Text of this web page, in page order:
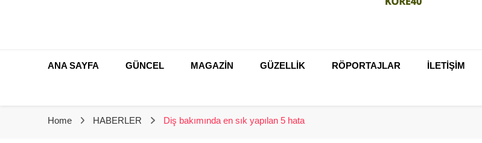
ANA SAYFA GÜNCEL MAGAZİN GÜZELLİK RÖPORTAJLAR İLETIŞIM
Home HABERLER Diş bakımında en sık yapılan 5 hata